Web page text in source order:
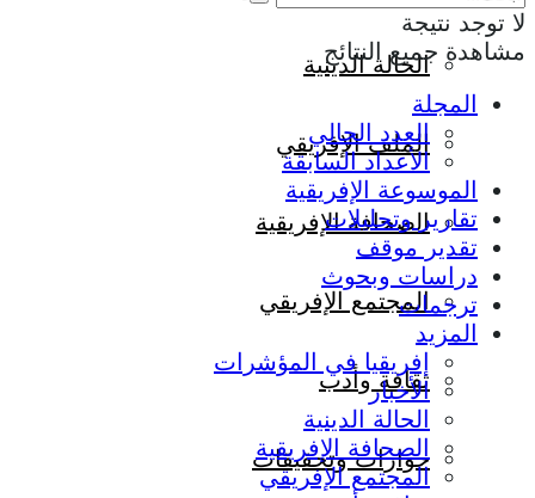
الحالة الدينية
الملف الإفريقي
الصحافة الإفريقية
المجتمع الإفريقي
ثقافة وأدب
حوارات وتحقيقات
لا توجد نتيجة
مشاهدة جميع النتائج
المجلة
العدد الحالي
الأعداد السابقة
الموسوعة الإفريقية
تقارير وتحليلات
تقدير موقف
دراسات وبحوث
ترجمات
المزيد
إفريقيا في المؤشرات
الأخبار
الحالة الدينية
الصحافة الإفريقية
المجتمع الإفريقي